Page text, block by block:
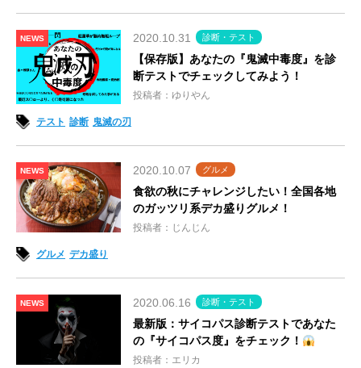
NEWS 2020.10.31 診断・テスト
【保存版】あなたの『鬼滅中毒度』を診
断テストでチェックしてみよう！
投稿者：ゆりやん
テスト 診断 鬼滅の刃
NEWS 2020.10.07 グルメ
食欲の秋にチャレンジしたい！全国各地
のガッツリ系デカ盛りグルメ！
投稿者：じんじん
グルメ デカ盛り
NEWS 2020.06.16 診断・テスト
最新版：サイコパス診断テストであなた
の『サイコパス度』をチェック！
投稿者：エリカ